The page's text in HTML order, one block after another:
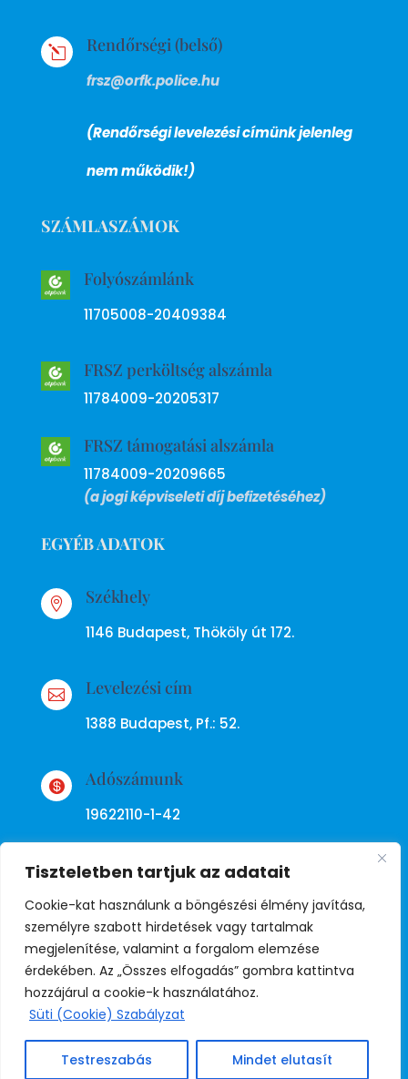
Tiszteletben tartjuk az adatait
Cookie-kat használunk a böngészési élmény javítása,
személyre szabott hirdetések vagy tartalmak
megjelenítése, valamint a forgalom elemzése
érdekében. Az „Összes elfogadás” gombra kattintva
hozzájárul a cookie-k használatához.
Süti (Cookie) Szabályzat
Testreszabás Mindet elutasít
l Rendőrségi (belső)
frsz@orfk.police.hu
(Rendőrségi levelezési címünk jelenleg
nem működik!)
SZÁMLASZÁMOK
Folyószámlánk
11705008-20409384
FRSZ perköltség alszámla
11784009-20205317
FRSZ támogatási alszámla
11784009-20209665
(a jogi képviseleti díj befizetéséhez)
EGYÉB ADATOK
 Székhely
1146 Budapest, Thököly út 172.
 Levelezési cím
1388 Budapest, Pf.: 52.
 Adószámunk
19622110-1-42
Adatkezelési tájékoztató
© Copyright Független Rendőr
Szakszervezet